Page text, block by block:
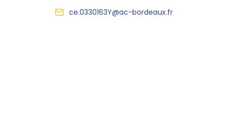
ce.0330163Y@ac-bordeaux.fr